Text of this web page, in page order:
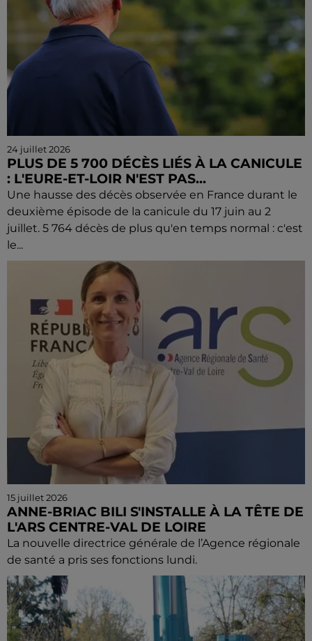
24 juillet 2026
PLUS DE 5 700 DÉCÈS LIÉS À LA CANICULE
: L'EURE-ET-LOIR N'EST PAS...
Une hausse des décès observée en France durant le
deuxième épisode de la canicule du 17 juin au 2
juillet. 5 764 décès de plus qu'en temps normal : c'est
le...
15 juillet 2026
ANNE-BRIAC BILI S'INSTALLE À LA TÊTE DE
L'ARS CENTRE-VAL DE LOIRE
La nouvelle directrice générale de l’Agence régionale
de santé a pris ses fonctions lundi.